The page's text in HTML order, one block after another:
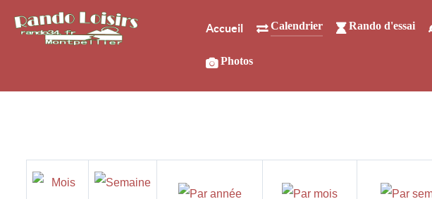
Accueil Calendrier Rando d'essai
Photos